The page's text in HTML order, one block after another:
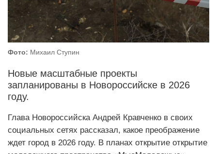
Фото: Михаил Ступин
Новые масштабные проекты
запланированы в Новороссийске в 2026
году.
Глава Новороссийска Андрей Кравченко в своих
социальных сетях рассказал, какое преображение
ждет город в 2026 году. В планах открытие открытие